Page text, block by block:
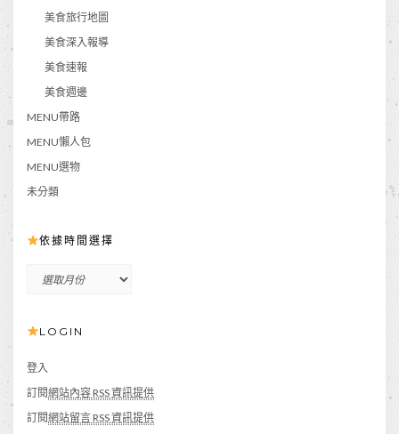
美食旅行地圖
美食深入報導
美食速報
美食週邊
MENU帶路
MENU懶人包
MENU選物
未分類
依據時間選擇
間
擇
LOGIN
登入
訂閱網站內容 RSS 資訊提供
訂閱網站留言 RSS 資訊提供